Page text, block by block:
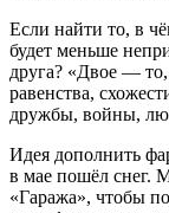
Если найти то, в
будет меньше
друга? «Двое —
равенства,
дружбы, войны,
Идея дополнить
в мае пошёл снег.
«Гаража», чтобы